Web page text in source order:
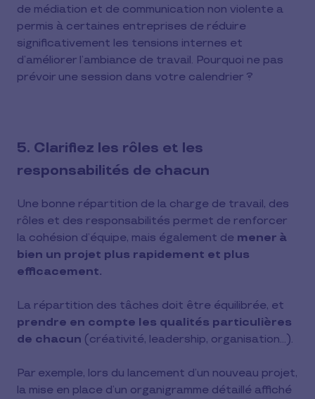
de médiation et de communication non violente a
permis à certaines entreprises de réduire
significativement les tensions internes et
d’améliorer l’ambiance de travail. Pourquoi ne pas
prévoir une session dans votre calendrier ?
5. Clarifiez les rôles et les
responsabilités de chacun
Une bonne répartition de la charge de travail, des
rôles et des responsabilités permet de renforcer
la cohésion d’équipe, mais également de mener à
bien un projet plus rapidement et plus
efficacement.
La répartition des tâches doit être équilibrée, et
prendre en compte les qualités particulières
de chacun (créativité, leadership, organisation…).
Par exemple, lors du lancement d’un nouveau projet,
la mise en place d’un organigramme détaillé affiché